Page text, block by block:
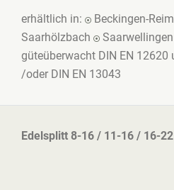
erhältlich in: Beckingen-
Saarhölzbach
güteüberwacht DIN EN 12620
/oder DIN EN 13043
Edelsplitt 8-16 / 11-16 / 16-22